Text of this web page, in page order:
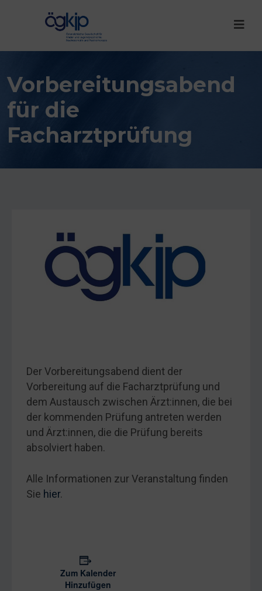
Vorbereitungsabend
für die
Facharztprüfung
Der Vorbereitungsabend dient der
Vorbereitung auf die Facharztprüfung und
dem Austausch zwischen Ärzt:innen, die bei
der kommenden Prüfung antreten werden
und Ärzt:innen, die die Prüfung bereits
absolviert haben.
Alle Informationen zur Veranstaltung finden
Sie hier.
Zum Kalender
Hinzufügen